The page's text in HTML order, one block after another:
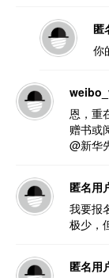
匿
你
恩，重
赠书或
@新华
匿名用
我要报
极少，
匿名用